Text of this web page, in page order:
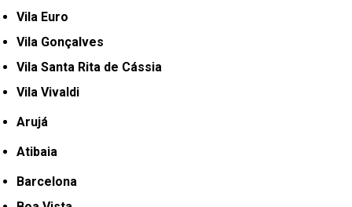
Vila Euro
Vila Gonçalves
Vila Santa Rita de Cássia
Vila Vivaldi
Arujá
Atibaia
Barcelona